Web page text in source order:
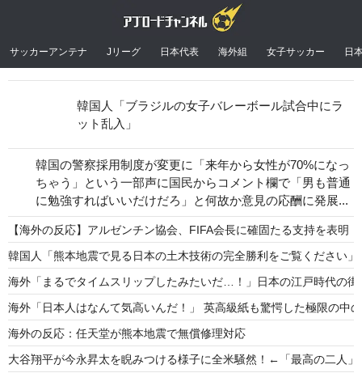
サッカーアンテナ Jリーグ 日本代表 海外組 女子サッカー 日
【海外の反応】アルゼンチン協会、FIFA会長に確固たる支持を表明
韓国人「熊本地震で見る日本の土木技術の完全勝利をご覧ください
海外「まるでタイムスリップしたみたいだ…！」日本の江戸時代の
海外「日本人はなんて気高いんだ！」 英高級紙も驚愕した極限の中
海外の反応：任天堂が熊本地震で無償修理対応
大谷翔平が今永昇太を睨みつける様子に全米騒然！←「最高の二人」
韓国人「ブラジルの女子バレーボール試合中にラ
ット乱入」
韓国の警察採用制度が変更に「来年から女性が70%になっ
ちゃう」という一部声に国民からコメント欄で「男も普通
に勉強すればいいだけだろ」と何故か意見の応酬に発展...